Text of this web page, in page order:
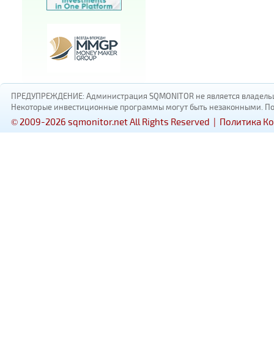
ПРЕДУПРЕЖДЕНИЕ: Администрация SQMONITOR не является
Некоторые инвестиционные программы могут быть незаконными.
© 2009-2026 sqmonitor.net All Rights Reserved | Политика